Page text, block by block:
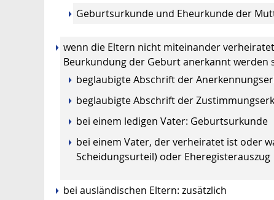
Geburtsurkunde und Eheurkunde der
wenn die Eltern nicht miteinander
Beurkundung der Geburt anerkannt werden
beglaubigte Abschrift der
beglaubigte Abschrift der
bei einem ledigen Vater: Geburtsurkunde
bei einem Vater, der verheiratet ist oder
Scheidungsurteil) oder Eheregisterauszug
bei ausländischen Eltern: zusätzlich